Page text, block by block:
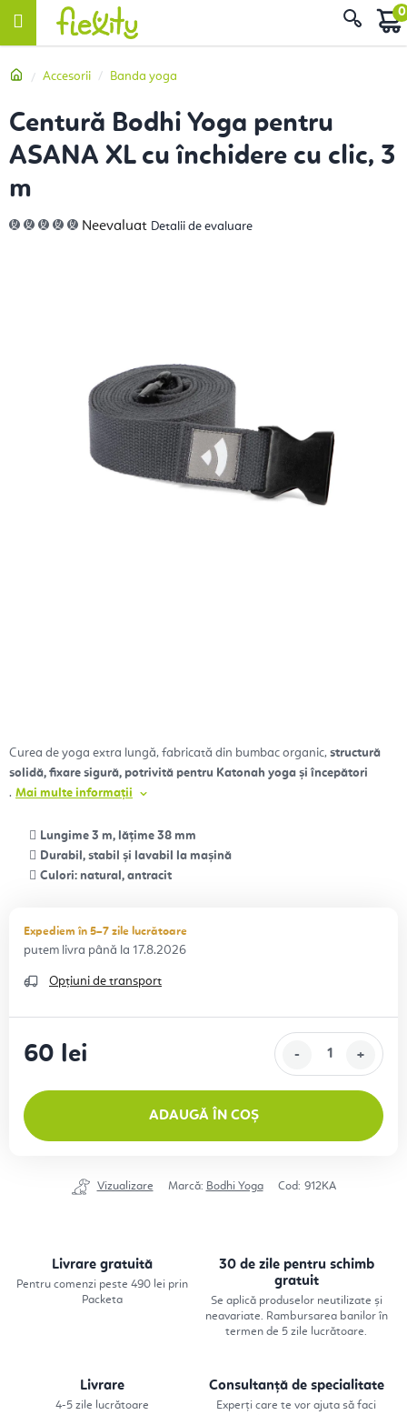
AcasăAccesorii Banda yoga
Curea de yoga extra lungă, fabricată din bumbac organic, structură
solidă, fixare sigură, potrivită pentru Katonah yoga și începători
. Mai multe informații
Lungime 3 m, lățime 38 mm
Durabil, stabil și lavabil la mașină
Culori: natural, antracit
Expediem în 5–7 zile lucrătoare
17.8.2026
Opțiuni de transport
60 lei
ADAUGĂ ÎN COȘ
Vizualizare Marcă: Bodhi Yoga Cod: 912KA
Centură Bodhi Yoga pentru
ASANA XL cu închidere cu clic, 3
m
Evaluarea
medie
Neevaluat Detalii de evaluare
Livrare gratuită
Pentru comenzi peste 490 lei prin
Packeta
30 de zile pentru schimb
gratuit
Se aplică produselor neutilizate și
neavariate. Rambursarea banilor în
termen de 5 zile lucrătoare.
Livrare
4-5 zile lucrătoare
Consultanță de specialitate
Experți care te vor ajuta să faci